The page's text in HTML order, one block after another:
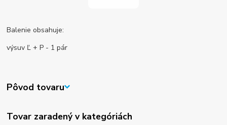
Balenie obsahuje:
výsuv Ľ + P - 1 pár
Pôvod tovaru
Tovar zaradený v kategóriách